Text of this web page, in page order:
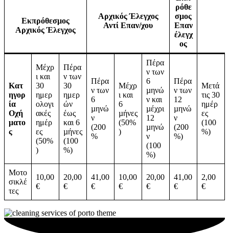
Εκπρόθεσμος
Αρχικός Έλεγχος
Αρχικός Έλεγχος
Αντί Επαν/χου
ρόθε
σμος
Επαν
έλεγχ
ος
Κατ
ηγορ
ία
Οχή
ματο
ς
Μέχρ
ι και
30
ημερ
ολογι
ακές
ημέρ
ες
(50%
)
Πέρα
ν των
30
ημερ
ών
έως
και 6
µήνες
(100
%)
Πέρα
ν των
6
µηνώ
ν
(200
%
Μέχρ
ι και
6
µήνες
(50%
)
Πέρα
ν των
6
µηνώ
ν και
µέχρι
12
µηνώ
ν
(100
%)
Πέρα
ν των
12
µηνώ
ν
(200
%)
Μετά
τις 30
ημέρ
ες
(100
%)
Μοτο
σικλέ
τες
10,00
€
20,00
€
41,00
€
10,00
€
20,00
€
41,00
€
2,00
€